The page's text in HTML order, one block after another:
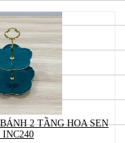
2 TẦNG HOA SEN
INC240